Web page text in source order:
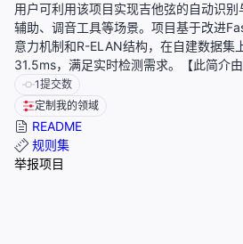
用户可利用该项目实现吉他弦的自动识
辅助、调音工具等场景。项目基于改进
意力机制和R-ELAN结构，在自建数据集
31.5ms，满足实时检测需求。【此简介由
1提交数
定制我的领域
README
规则集
举报项目